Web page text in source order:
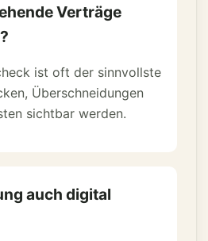
Verträge
ist oft der sinnvollste
Überschneidungen
sichtbar werden.
auch digital